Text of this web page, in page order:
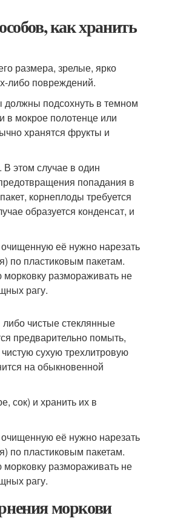
как хранить
размера, зрелые, ярко
либо повреждений.
должны подсохнуть в темном
в мокрое полотенце или
хранятся фрукты и
этом случае в один
попадания в
корнеплоды требуется
образуется конденсат, и
её нужно нарезать
по пластиковым пакетам.
размораживать не
рагу.
чистые стеклянные
предварительно помыть,
сухую трехлитровую
на обыкновенной
сок) и хранить их в
её нужно нарезать
по пластиковым пакетам.
размораживать не
рагу.
моркови